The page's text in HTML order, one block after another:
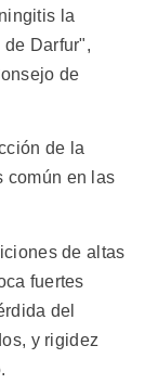
la
Darfur",
de
de la
común en las
de altas
fuertes
del
y rigidez